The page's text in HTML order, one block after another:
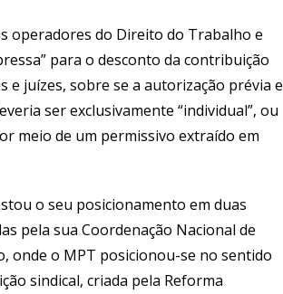
operadores do Direito do Trabalho e
para o desconto da contribuição
juízes, sobre se a autorização prévia e
ser exclusivamente “individual”, ou
meio de um permissivo extraído em
o seu posicionamento em duas
pela sua Coordenação Nacional de
onde o MPT posicionou-se no sentido
sindical, criada pela Reforma